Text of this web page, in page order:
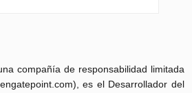
compañía de responsabilidad limitada
es el Desarrollador del